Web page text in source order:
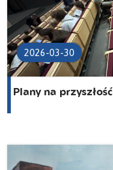
2026-03-30
Plany na przyszłość